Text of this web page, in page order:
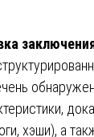
хэши), а